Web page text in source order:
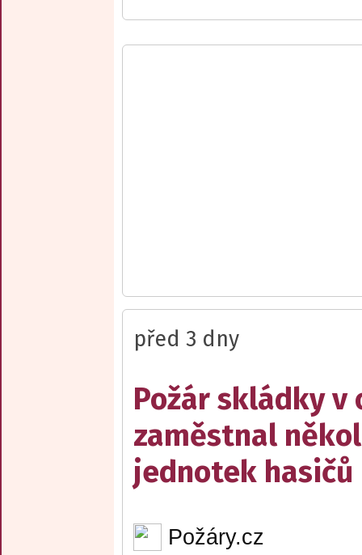
před 3 dny
Požár skládky v
zaměstnal
jednotek hasičů
Požáry.cz